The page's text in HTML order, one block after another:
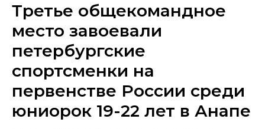
Третье общекомандное
место завоевали
петербургские
спортсменки на
первенстве России среди
юниорок 19-22 лет в Анапе